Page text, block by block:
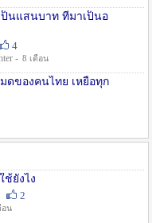
ป็นแสนบาท ที่มาเป็นอ
4
- 8 เดือน
ดของคนไทย เหยื่อทุก
ช้ยังไง
2
อน